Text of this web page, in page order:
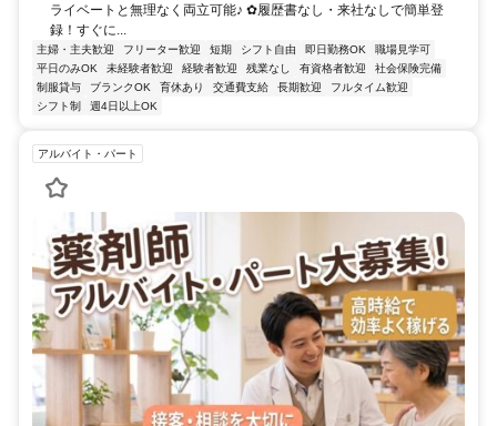
ライベートと無理なく両立可能♪ ✿履歴書なし・来社なしで簡単登
録！すぐに...
主婦・主夫歓迎 フリーター歓迎 短期 シフト自由 即日勤務OK
職場見学可
平日のみOK
未経験者歓迎 経験者歓迎 残業なし 有資格者歓迎
社会保険完備
制服貸与
ブランクOK 育休あり 交通費支給 長期歓迎
フルタイム歓迎
シフト制
週4日以上OK
アルバイト・パート